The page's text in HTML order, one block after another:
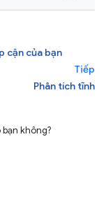
cận của bạn
Tiếp
Phân tích tĩnh
không?